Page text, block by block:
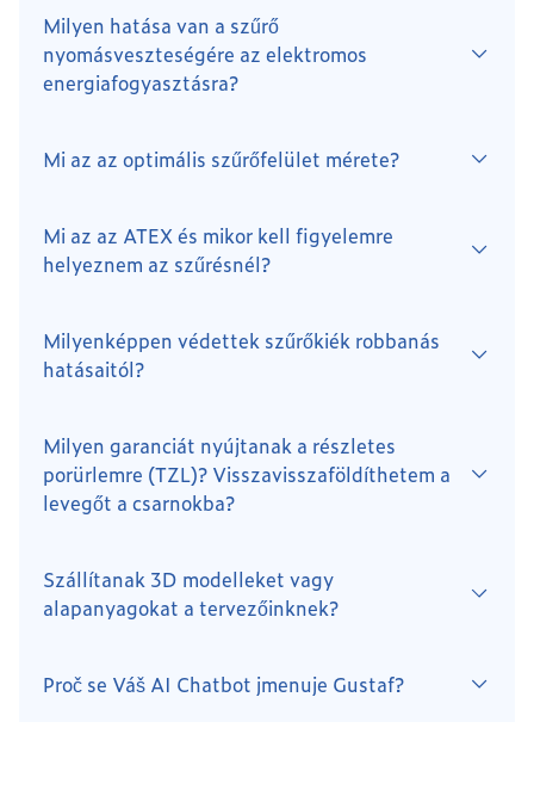
Milyen hatása van a szűrő
nyomásveszteségére az elektromos
energiafogyasztásra?
Mi az az optimális szűrőfelület mérete?
2
3 2 3 2
Mi az az ATEX és mikor kell figyelemre
helyeznem az szűrésnél?
Milyenképpen védettek szűrőkiék robbanás
hatásaitól?
Milyen garanciát nyújtanak a részletes
porürlemre (TZL)? Visszavisszaföldíthetem a
levegőt a csarnokba?
Szállítanak 3D modelleket vagy
alapanyagokat a tervezőinknek?
Proč se Váš AI Chatbot jmenuje Gustaf?